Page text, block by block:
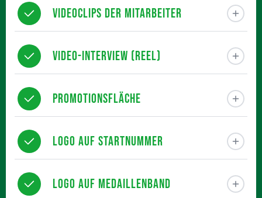
Videoclips der Mitarbeiter
Video-Interview (Reel)
Promotionsfläche
Logo auf Startnummer
Logo auf Medaillenband